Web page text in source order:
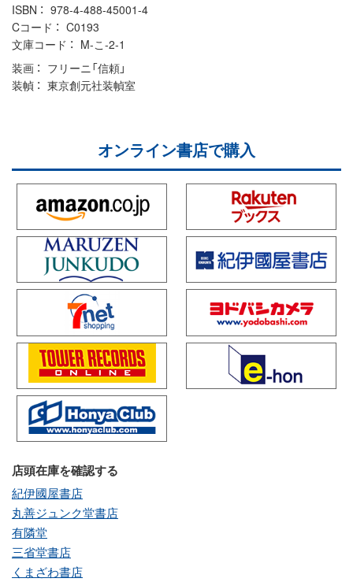
ISBN
978-4-488-45001-4
Cコード
C0193
文庫コード
M-こ-2-1
装画
フリーニ「信頼」
装幀
東京創元社装幀室
オンライン書店で購入
店頭在庫を確認する
紀伊國屋書店
丸善ジュンク堂書店
有隣堂
三省堂書店
くまざわ書店